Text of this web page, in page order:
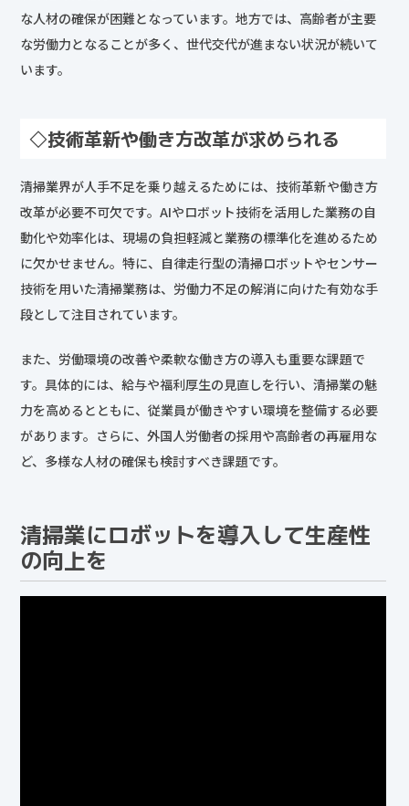
な人材の確保が困難となっています。地方では、高齢者が主要
な労働力となることが多く、世代交代が進まない状況が続いて
います。
◇技術革新や働き方改革が求められる
清掃業界が人手不足を乗り越えるためには、技術革新や働き方
改革が必要不可欠です。AIやロボット技術を活用した業務の自
動化や効率化は、現場の負担軽減と業務の標準化を進めるため
に欠かせません。特に、自律走行型の清掃ロボットやセンサー
技術を用いた清掃業務は、労働力不足の解消に向けた有効な手
段として注目されています。
また、労働環境の改善や柔軟な働き方の導入も重要な課題で
す。具体的には、給与や福利厚生の見直しを行い、清掃業の魅
力を高めるとともに、従業員が働きやすい環境を整備する必要
があります。さらに、外国人労働者の採用や高齢者の再雇用な
ど、多様な人材の確保も検討すべき課題です。
清掃業にロボットを導入して生産性
の向上を